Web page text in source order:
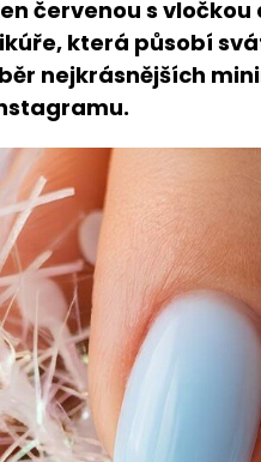
červenou s
která působí
nejkrásnějších